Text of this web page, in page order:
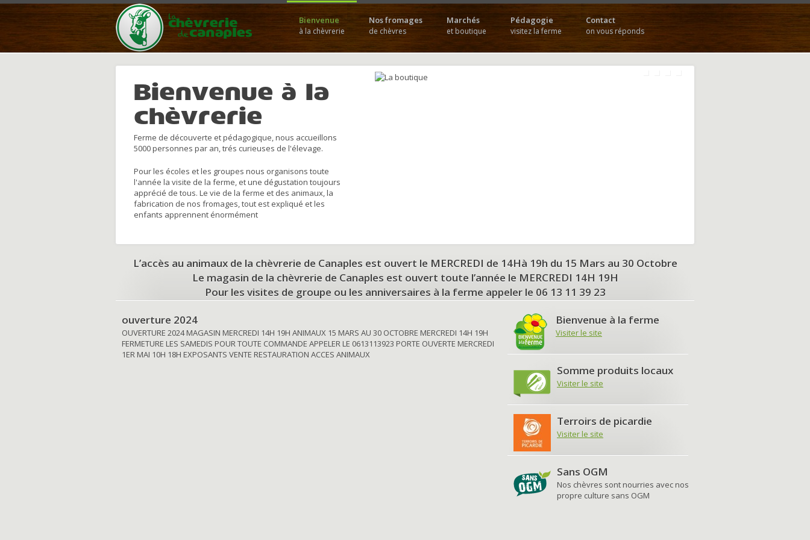
Bienvenue
à la chèvrerie
Nos fromages
de chèvres
Marchés
et boutique
Pédagogie
visitez la ferme
Contact
on vous réponds
Bienvenue à la
chèvrerie
Ferme de découverte et pédagogique, nous accueillons
5000 personnes par an, trés curieuses de l'élevage.
Pour les écoles et les groupes nous organisons toute
l'année la visite de la ferme, et une dégustation toujours
apprécié de tous. Le vie de la ferme et des animaux, la
fabrication de nos fromages, tout est expliqué et les
enfants apprennent énormément
L’accès au animaux de la chèvrerie de Canaples est ouvert le MERCREDI de 14Hà 19h du 15 Mars au 30 Octobre
Le magasin de la chèvrerie de Canaples est ouvert toute l’année le MERCREDI 14H 19H
Pour les visites de groupe ou les anniversaires à la ferme appeler le 06 13 11 39 23
ouverture 2024
OUVERTURE 2024 MAGASIN MERCREDI 14H 19H ANIMAUX 15 MARS AU 30 OCTOBRE MERCREDI 14H 19H
FERMETURE LES SAMEDIS POUR TOUTE COMMANDE APPELER LE 0613113923 PORTE OUVERTE MERCREDI
1ER MAI 10H 18H EXPOSANTS VENTE RESTAURATION ACCES ANIMAUX
Bienvenue à la ferme
Visiter le site
Somme produits locaux
Visiter le site
Terroirs de picardie
Visiter le site
Sans OGM
Nos chèvres sont nourries avec nos
propre culture sans OGM